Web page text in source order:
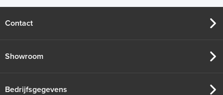
Contact
Showroom
Bedrijfsgegevens